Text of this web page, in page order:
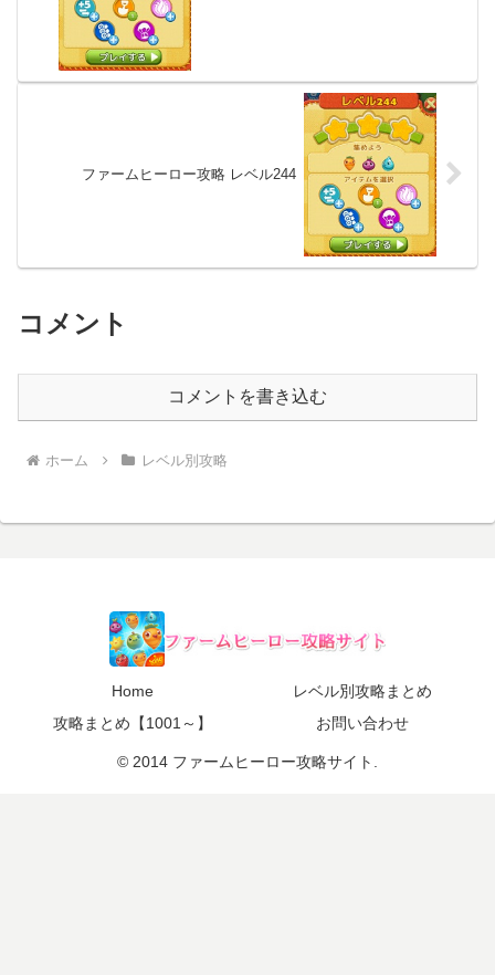
ファームヒーロー攻略 レベル244
コメント
コメントを書き込む
ホーム レベル別攻略
Home
レベル別攻略まとめ
攻略まとめ【1001～】
お問い合わせ
© 2014 ファームヒーロー攻略サイト.